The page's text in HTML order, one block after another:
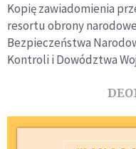
Kopię zawiadomienia
resortu obrony
Bezpieczeństwa
Kontroli i Dowództwa